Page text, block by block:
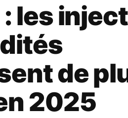
: les
de
2025